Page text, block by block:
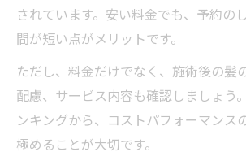
されています。安い料金でも、予約の
間が短い点がメリットです。
ただし、料金だけでなく、施術後の髪
配慮、サービス内容も確認しましょう
ンキングから、コストパフォーマンス
極めることが大切です。